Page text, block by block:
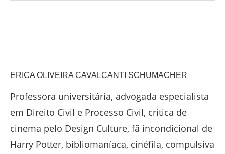
ERICA OLIVEIRA CAVALCANTI SCHUMACHER
Professora universitária, advogada especialista
em Direito Civil e Processo Civil, crítica de
cinema pelo Design Culture, fã incondicional de
Harry Potter, bibliomaníaca, cinéfila, compulsiva